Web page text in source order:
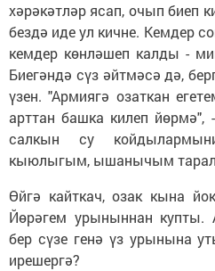
хәрәкәтләр ясап, очып биеп
бездә иде ул кичне. Кемдер
кемдер көнләшеп калды -
Биегәндә сүз әйтмәсә дә,
үзен. "Армиягә озаткан
арттан башка килеп йөрмә",
салкын су
кыюлыгым, ышанычым
Өйгә кайткач, озак кына
Йөрәгем урыныннан
бер сүзе генә үз урынына
ирешергә?